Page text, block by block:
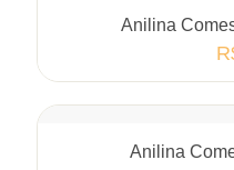
Anilina
Anilina